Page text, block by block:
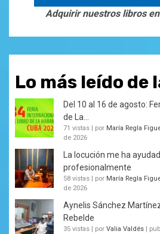
Adquirir nuestros libros
Lo más leído de
Del 10 al 16 de agosto:
de La...
71 vistas | por María Regla
de 2026
La locución me ha
profesionalmente
58 vistas | por María Regla
de 2026
Aynelis Sánchez
Rebelde
35 vistas | por Valia Valdés |